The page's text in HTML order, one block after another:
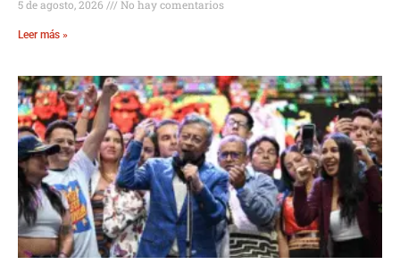
5 de agosto, 2026 No hay comentarios
Leer más »